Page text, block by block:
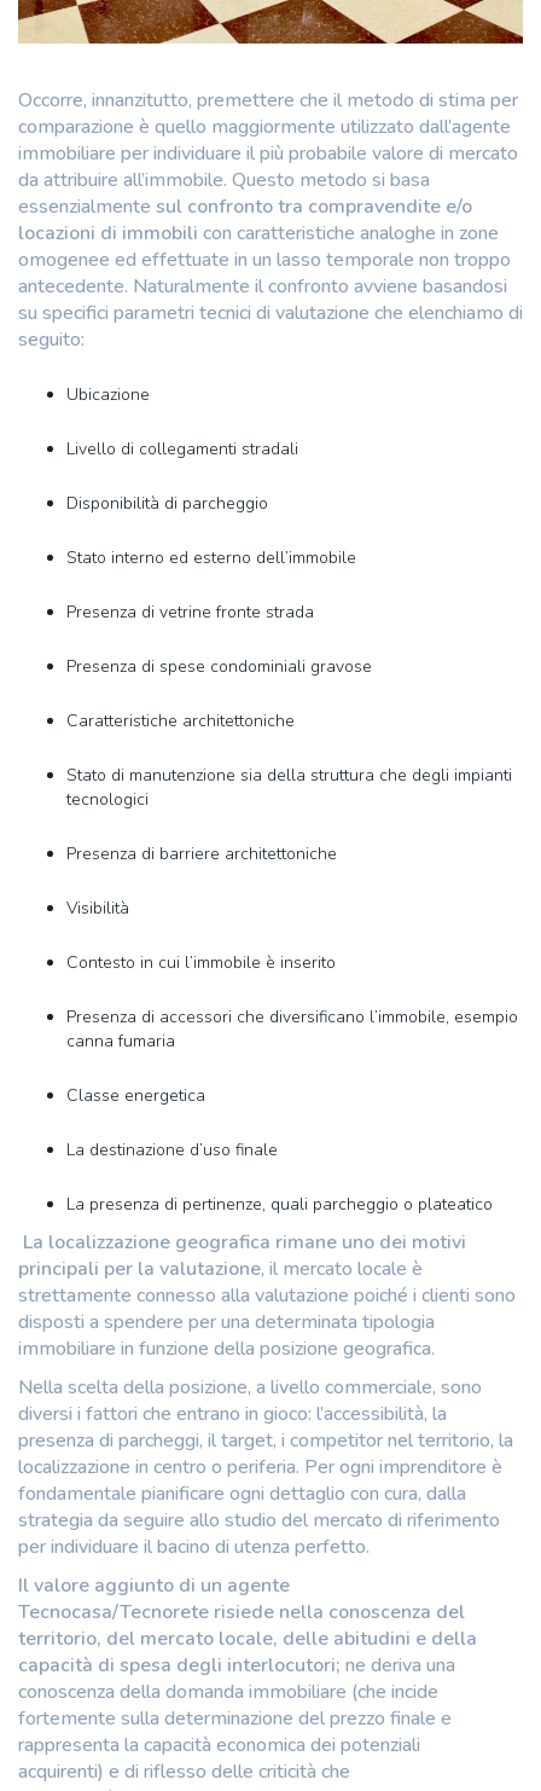
Occorre, innanzitutto, premettere che il metodo di stima per
comparazione è quello maggiormente utilizzato dall’agente
immobiliare per individuare il più probabile valore di mercato
da attribuire all’immobile. Questo metodo si basa
essenzialmente sul confronto tra compravendite e/o
locazioni di immobili con caratteristiche analoghe in zone
omogenee ed effettuate in un lasso temporale non troppo
antecedente. Naturalmente il confronto avviene basandosi
su specifici parametri tecnici di valutazione che elenchiamo di
seguito:
Ubicazione
Livello di collegamenti stradali
Disponibilità di parcheggio
Stato interno ed esterno dell’immobile
Presenza di vetrine fronte strada
Presenza di spese condominiali gravose
Caratteristiche architettoniche
Stato di manutenzione sia della struttura che degli impianti
tecnologici
Presenza di barriere architettoniche
Visibilità
Contesto in cui l’immobile è inserito
Presenza di accessori che diversificano l’immobile, esempio
canna fumaria
Classe energetica
La destinazione d’uso finale
La presenza di pertinenze, quali parcheggio o plateatico
La localizzazione geografica rimane uno dei motivi
principali per la valutazione, il mercato locale è
strettamente connesso alla valutazione poiché i clienti sono
disposti a spendere per una determinata tipologia
immobiliare in funzione della posizione geografica.
Nella scelta della posizione, a livello commerciale, sono
diversi i fattori che entrano in gioco: l’accessibilità, la
presenza di parcheggi, il target, i competitor nel territorio, la
localizzazione in centro o periferia. Per ogni imprenditore è
fondamentale pianificare ogni dettaglio con cura, dalla
strategia da seguire allo studio del mercato di riferimento
per individuare il bacino di utenza perfetto.
Il valore aggiunto di un agente
Tecnocasa/Tecnorete risiede nella conoscenza del
territorio, del mercato locale, delle abitudini e della
capacità di spesa degli interlocutori; ne deriva una
conoscenza della domanda immobiliare (che incide
fortemente sulla determinazione del prezzo finale e
rappresenta la capacità economica dei potenziali
acquirenti) e di riflesso delle criticità che